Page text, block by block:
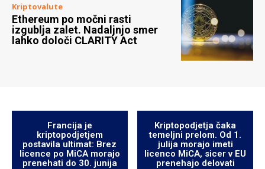
Kriptovalute
Ethereum po močni rasti
izgublja zalet. Nadaljnjo smer
lahko določi CLARITY Act
Francija je
kriptopodjetjem
postavila ultimat: Brez
licence po MiCA morajo
prenehati do 30. junija
Kriptopodjetja čaka
temeljni prelom. Od 1.
julija morajo imeti
licenco MiCA, sicer v EU
prenehajo delovati